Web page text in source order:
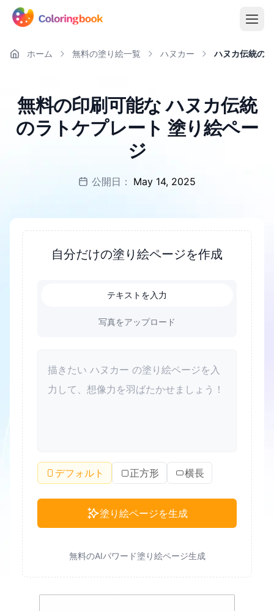
ホーム 無料の塗り絵一覧 ハヌカー ハヌカ伝統の
無料の印刷可能な ハヌカ伝統
のラトケプレート 塗り絵ペー
ジ
公開日： May 14, 2025
自分だけの塗り絵ページを作成
テキストを入力
写真をアップロード
デフォルト 正方形 横長
塗り絵ページを生成
無料のAIパワード塗り絵ページ生成